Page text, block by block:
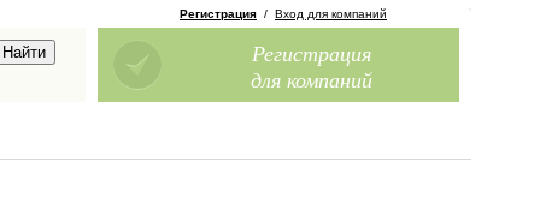
Регистрация / Вход для компаний
Регистрация
для компаний